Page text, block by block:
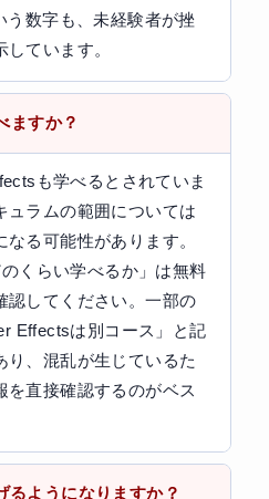
う数字も、未経験者が挫
ています。
ますか？
も学べるとされていま
ュラムの範囲については
る可能性があります。
くらい学べるか」は無料
認してください。一部の
Effectsは別コース」と記
り、混乱が生じているた
を直接確認するのがベス
るようになりますか？